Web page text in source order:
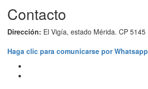
Contacto
Dirección: El Vigía, estado Mérida. CP 5145
Haga clic para comunicarse por Whatsapp